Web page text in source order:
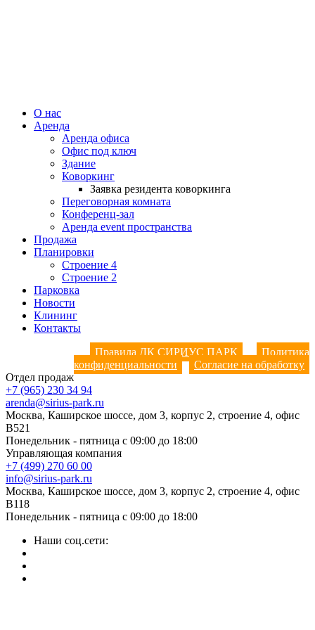
О нас
Аренда
Аренда офиса
Офис под ключ
Здание
Коворкинг
Заявка резидента коворкинга
Переговорная комната
Конференц-зал
Аренда event пространства
Продажа
Планировки
Строение 4
Строение 2
Парковка
Новости
Клининг
Контакты
Правила ДК СИРИУС ПАРК
Политика
конфиденциальности
Согласие на обработку
Отдел продаж
+7 (965) 230 34 94
arenda@sirius-park.ru
Москва, Каширское шоссе, дом 3, корпус 2, строение 4, офис
B521
Понедельник - пятница с 09:00 до 18:00
Управляющая компания
+7 (499) 270 60 00
info@sirius-park.ru
Москва, Каширское шоссе, дом 3, корпус 2, строение 4, офис
B118
Понедельник - пятница с 09:00 до 18:00
Наши соц.сети: